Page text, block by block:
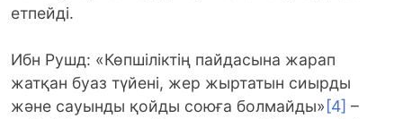
етпейді.
Ибн Рушд: «Көпшіліктің пайдасына жарап
жатқан буаз түйені, жер жыртатын сиырды
және сауынды қойды союға болмайды» [4] –